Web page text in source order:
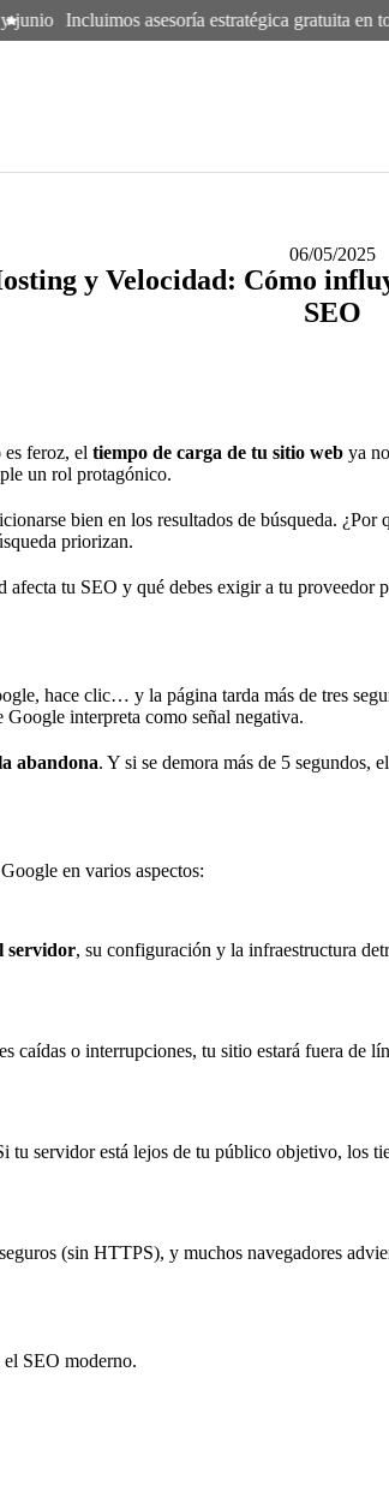
Incluimos asesoría estratégica gratuita en
06/05/2025
y Velocidad: Cómo
SEO
feroz, el tiempo de carga de tu sitio web ya
un rol protagónico.
bien en los resultados de búsqueda. ¿Por
priorizan.
tu SEO y qué debes exigir a tu proveedor
hace clic… y la página tarda más de tres
Google interpreta como señal negativa.
abandona. Y si se demora más de 5 segundos,
en varios aspectos:
servidor, su configuración y la infraestructura
caídas o interrupciones, tu sitio estará fuera de
tu servidor está lejos de tu público objetivo, los
(sin HTTPS), y muchos navegadores
SEO moderno.